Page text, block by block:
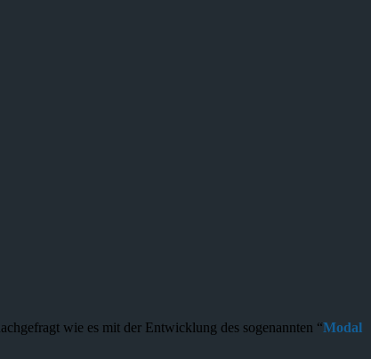
wie es mit der Entwicklung des sogenannten “Modal